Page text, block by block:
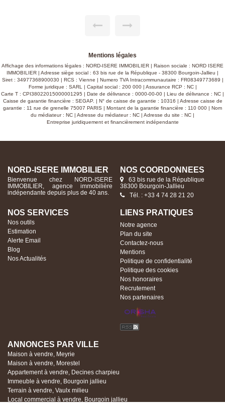
grand carport, abri voitures de 45 m², bûcher. L'ensemble de
Mentions légales
Affichage des informations légales : NORD-ISERE IMMOBILIER | Raison sociale : NORD ISERE
IMMOBILIER | Adresse siège social : 63 bis rue de la République - 38300 Bourgoin-Jallieu |
Siret : 34977368900030 | RCS : Vienne | Numero TVA Intracommunautaire : FR08349773689 |
Forme juridique : SARL | Capital social : 200 000 | Assurance RCP : NC |
Carte T : CPI38022015000001295 | Date de délivrance : 0000-00-00 | Lieu de délivrance : NC |
Caisse de garantie financière : SEGAP. | N° de caisse de garantie : 10316 | Adresse caisse de
garantie : 11 rue de grenelle 75007 PARIS | Montant de la garantie financière : 110 000 | Nom
du médiateur : NC | Adresse du médiateur : NC | Adresse du site : NC |
Entreprise juridiquement et financièrement indépendante
NORD-ISERE IMMOBILIER
Bienvenue chez NORD-ISERE
IMMOBILIER, agence immobilière
indépendante depuis plus de 40 ans.
NOS COORDONNÉES
63 bis rue de la République
38300 Bourgoin-Jallieu
Tél. : +33 4 74 28 21 20
NOS SERVICES
Nos outils
Estimation
Alerte Email
Blog
Nos Actualités
LIENS PRATIQUES
Notre agence
Plan du site
Contactez-nous
Mentions
Politique de confidentialité
Politique des cookies
Nos honoraires
Recrutement
Nos partenaires
ANNONCES PAR VILLE
Maison à vendre, Meyrie
Maison à vendre, Morestel
Appartement à vendre, Decines charpieu
Immeuble à vendre, Bourgoin jallieu
Terrain à vendre, Vaulx milieu
Local commercial à vendre, Bourgoin jallieu